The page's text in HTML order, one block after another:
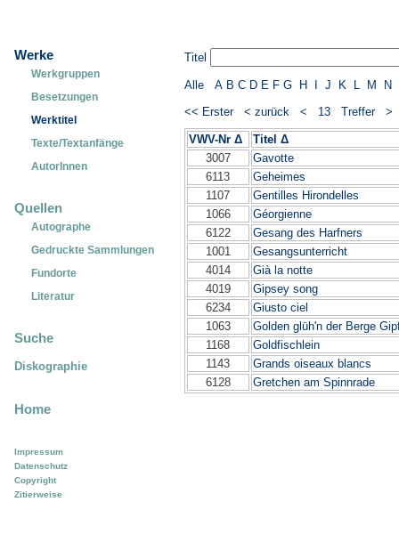
Werke
Werkgruppen
Besetzungen
Werktitel
Texte/Textanfänge
AutorInnen
Quellen
Autographe
Gedruckte Sammlungen
Fundorte
Literatur
Suche
Diskographie
Home
Impressum
Datenschutz
Copyright
Zitierweise
Titel
Alle A B C D E F G H J K M N
<< Erster
< zurück < 13 Treffer
VWV-Nr Δ
Titel Δ
3007
Gavotte
6113
Geheimes
1107
Gentilles Hirondelles
1066
Géorgienne
6122
Gesang des Harfners
1001
Gesangsunterricht
4014
Già la notte
4019
Gipsey song
6234
Giusto ciel
1063
Golden glüh'n der Berge
1168
Goldfischlein
1143
Grands oiseaux blancs
6128
Gretchen am Spinnrade